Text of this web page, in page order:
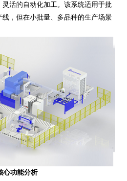
活的自动化加工。该系统适用于批
，但在小批量、多品种的生产场景
心功能分析